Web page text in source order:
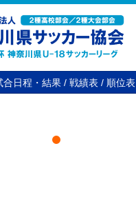
合日程・結果 / 戦績表 / 順位表